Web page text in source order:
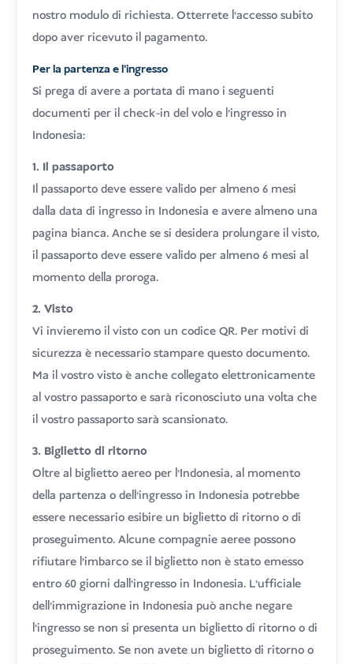
nostro modulo di richiesta. Otterrete l'accesso subito
dopo aver ricevuto il pagamento.
Per la partenza e l'ingresso
Si prega di avere a portata di mano i seguenti
documenti per il check-in del volo e l'ingresso in
Indonesia:
1. Il passaporto
Il passaporto deve essere valido per almeno 6 mesi
dalla data di ingresso in Indonesia e avere almeno una
pagina bianca. Anche se si desidera prolungare il visto,
il passaporto deve essere valido per almeno 6 mesi al
momento della proroga.
2. Visto
Vi invieremo il visto con un codice QR. Per motivi di
sicurezza è necessario stampare questo documento.
Ma il vostro visto è anche collegato elettronicamente
al vostro passaporto e sarà riconosciuto una volta che
il vostro passaporto sarà scansionato.
3. Biglietto di ritorno
Oltre al biglietto aereo per l'Indonesia, al momento
della partenza o dell'ingresso in Indonesia potrebbe
essere necessario esibire un biglietto di ritorno o di
proseguimento. Alcune compagnie aeree possono
rifiutare l'imbarco se il biglietto non è stato emesso
entro 60 giorni dall'ingresso in Indonesia. L'ufficiale
dell'immigrazione in Indonesia può anche negare
l'ingresso se non si presenta un biglietto di ritorno o di
proseguimento. Se non avete un biglietto di ritorno o